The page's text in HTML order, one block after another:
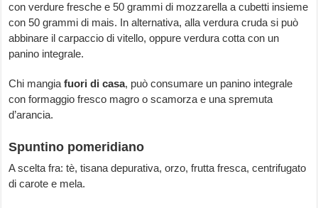
con verdure fresche e 50 grammi di mozzarella a cubetti insieme
con 50 grammi di mais. In alternativa, alla verdura cruda si può
abbinare il carpaccio di vitello, oppure verdura cotta con un
panino integrale.
Chi mangiafuori di casa, può consumare un panino integrale
con formaggio fresco magro o scamorza e una spremuta
d’arancia.
Spuntino pomeridiano
A scelta fra: tè, tisana depurativa, orzo, frutta fresca, centrifugato
di carote e mela.